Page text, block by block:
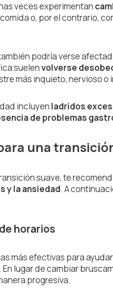
veces experimentan
o, por el contrario,
podría verse
suelenvolverse
más inquieto, nervioso o
incluyen ladridos
de problemas
una
suave, te
y la ansiedad. A
horarios
más efectivas para
. En lugar de cambiar
progresiva.